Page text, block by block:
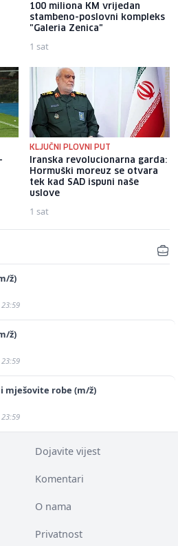
100 miliona KM vrijedan
stambeno-poslovni kompleks
"Galeria Zenica"
1 sat
KLJUČNI PLOVNI PUT
Iranska revolucionarna garda:
Hormuški moreuz se otvara
tek kad SAD ispuni naše
uslove
1 sat
ž)
ž)
mješovite robe (m/ž)
Dojavite vijest
Komentari
O nama
Privatnost